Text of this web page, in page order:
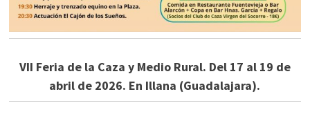
VII Feria de la Caza y Medio Rural. Del 17 al 19 de
abril de 2026. En Illana (Guadalajara).